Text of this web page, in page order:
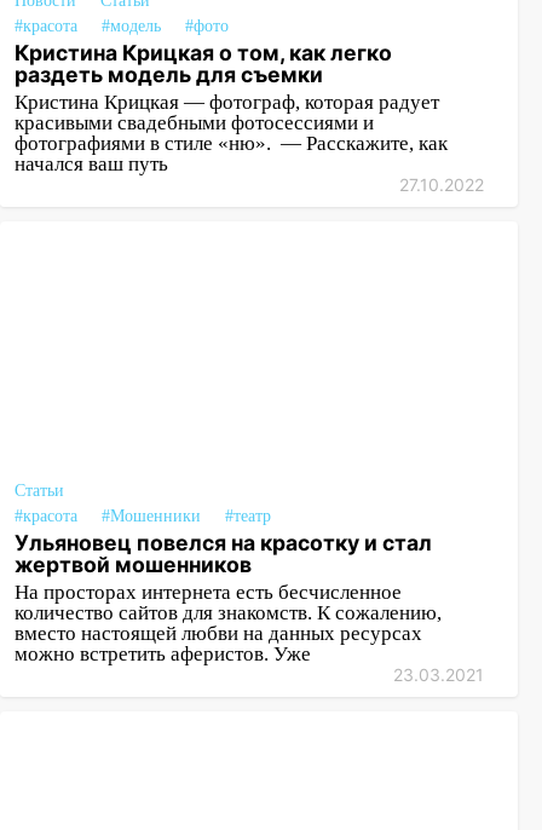
#красота
#модель #фото
Кристина Крицкая о том, как легко
раздеть модель для съемки
Кристина Крицкая — фотограф, которая радует
красивыми свадебными фотосессиями и
фотографиями в стиле «ню». — Расскажите, как
начался ваш путь
27.10.2022
Статьи
#красота
#Мошенники #театр
Ульяновец повелся на красотку и стал
жертвой мошенников
На просторах интернета есть бесчисленное
количество сайтов для знакомств. К сожалению,
вместо настоящей любви на данных ресурсах
можно встретить аферистов. Уже
23.03.2021